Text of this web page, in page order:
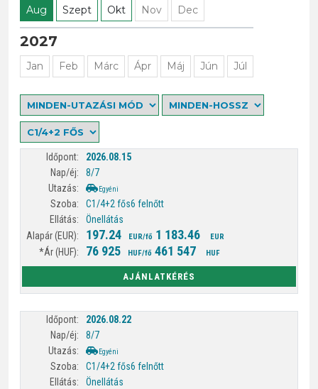
Aug Szept Okt Nov Dec
2027
Jan Feb Márc Ápr Máj Jún Júl
2026.08.15
8/7
Egyéni
C1/4+2 fős6 felnőtt
Önellátás
197.24 EUR/fő 1 183.46 EUR
76 925 HUF/fő 461 547 HUF
AJÁNLATKÉRÉS
2026.08.22
8/7
Egyéni
C1/4+2 fős6 felnőtt
Önellátás